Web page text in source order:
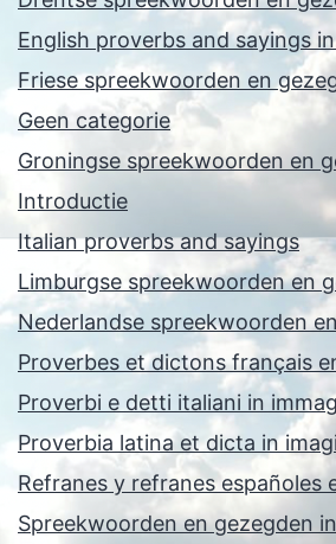
English proverbs and sayings
Friese spreekwoorden en
Geen categorie
Groningse spreekwoorden en
Introductie
Italian proverbs and sayings
Limburgse spreekwoorden en
Nederlandse spreekwoorden
Proverbes et dictons français
Proverbi e detti italiani in
Proverbia latina et dicta in
Refranes y refranes españoles
Spreekwoorden en gezegden